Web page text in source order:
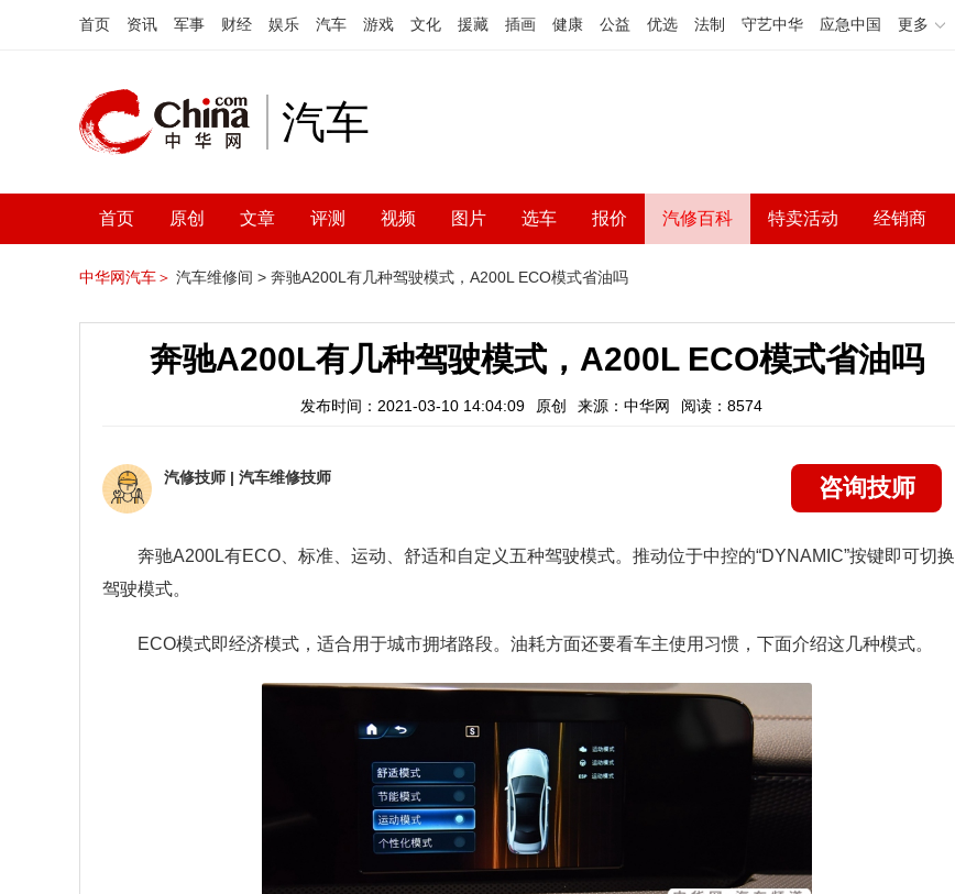
首页 资讯 军事 财经 娱乐 汽车 游戏 文化 援藏 插画 健康 公益 优选 法制 守艺中华 应急中国 更多
汽车
首页 原创 文章 评测 视频 图片 选车 报价 汽修百科 特卖活动 经销商
中华网汽车＞ 汽车维修间 > 奔驰A200L有几种驾驶模式，A200L ECO模式省油吗
奔驰A200L有几种驾驶模式，A200L ECO模式省油吗
发布时间：2021-03-10 14:04:09 原创 来源：中华网 阅读：8574
汽修技师 | 汽车维修技师 咨询技师
奔驰A200L有ECO、标准、运动、舒适和自定义五种驾驶模式。推动位于中控的“DYNAMIC”按键即可切换
驾驶模式。
ECO模式即经济模式，适合用于城市拥堵路段。油耗方面还要看车主使用习惯，下面介绍这几种模式。